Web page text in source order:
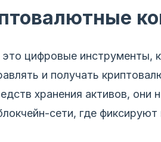
цифровые инструменты,
и получать
хранения активов,
сети, где